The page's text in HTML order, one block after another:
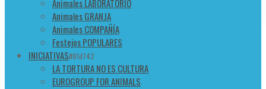
Animales LABORATORIO
Animales GRANJA
Animales COMPAÑÍA
Festejos POPULARES
INICIATIVAS#81d742
LA TORTURA NO ES CULTURA
EUROGROUP FOR ANIMALS